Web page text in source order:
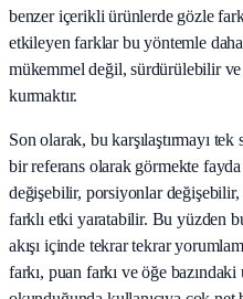
benzer içerikli ürünlerde gözle
etkileyen farklar bu yöntemle
mükemmel değil, sürdürülebilir ve
kurmaktır.
Son olarak, bu karşılaştırmayı
bir referans olarak görmekte
değişebilir, porsiyonlar
farklı etki yaratabilir. Bu yüzden
akışı içinde tekrar tekrar
farkı, puan farkı ve öğe